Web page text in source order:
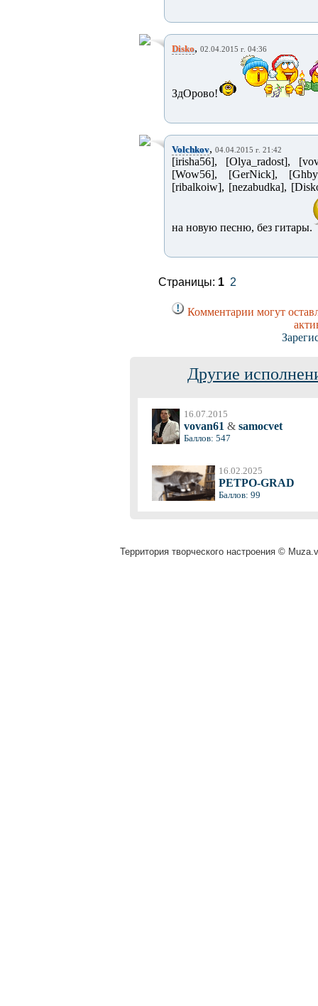
Disko, 02.04.2015 г. 04:36
ЗдОрово!
Volchkov, 04.04.2015 г. 21:42
[irisha56], [Olya_radost],
[Wow56], [GerNick],
[ribalkoiw], [nezabudka],
на новую песню, без гитары.
Страницы: 1 2
Комментарии могут
Другие
16.07.2015
vovan61 &samocvet
Баллов: 547
16.02.2025
PETPO-GRAD
Баллов: 99
Территория творческого настроения ©